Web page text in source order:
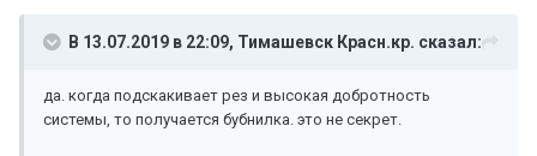
В 13.07.2019 в 22:09, Тимашевск Красн.кр. сказал:
да. когда подскакивает рез и высокая добротность
системы, то получается бубнилка. это не секрет.